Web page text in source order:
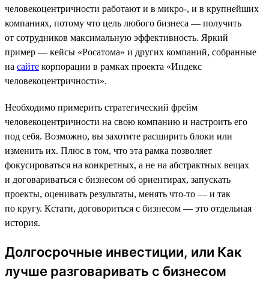
человекоцентричности работают и в микро-, и в крупнейших
компаниях, потому что цель любого бизнеса — получить
от сотрудников максимальную эффективность. Яркий
пример — кейсы «Росатома» и других компаний, собранные
на сайте корпорации в рамках проекта «Индекс
человекоцентричности».
Необходимо примерить стратегический фрейм
человекоцентричности на свою компанию и настроить его
под себя. Возможно, вы захотите расширить блоки или
изменить их. Плюс в том, что эта рамка позволяет
фокусироваться на конкретных, а не на абстрактных вещах
и договариваться с бизнесом об ориентирах, запускать
проекты, оценивать результаты, менять что-то — и так
по кругу. Кстати, договориться с бизнесом — это отдельная
история.
Долгосрочные инвестиции, или Как
лучше разговаривать с бизнесом